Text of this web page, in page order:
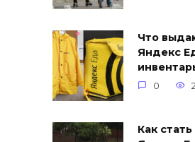
Что
Яндекс
0
Как